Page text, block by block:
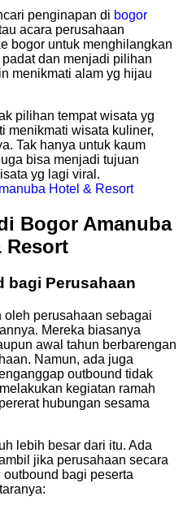
penginapan di bogor
acara perusahaan
bogor untuk menghilangkan
dan menjadi pilihan
menikmati alam yg hijau
pilihan tempat wisata yg
menikmati wisata kuliner,
Tak hanya untuk kaum
bisa menjadi tujuan
yg lagi viral.
Bogor Amanuba
Resort
bagi Perusahaan
perusahaan sebagai
Mereka biasanya
awal tahun berbarengan
Namun, ada juga
outbound tidak
kegiatan ramah
hubungan sesama
lebih besar dari itu. Ada
jika perusahaan secara
bagi peserta